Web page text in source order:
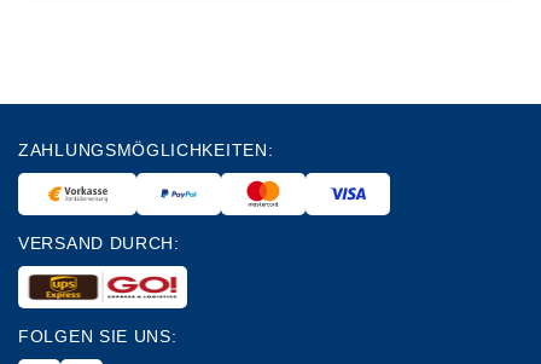
ZAHLUNGSMÖGLICHKEITEN:
VERSAND DURCH:
FOLGEN SIE UNS: